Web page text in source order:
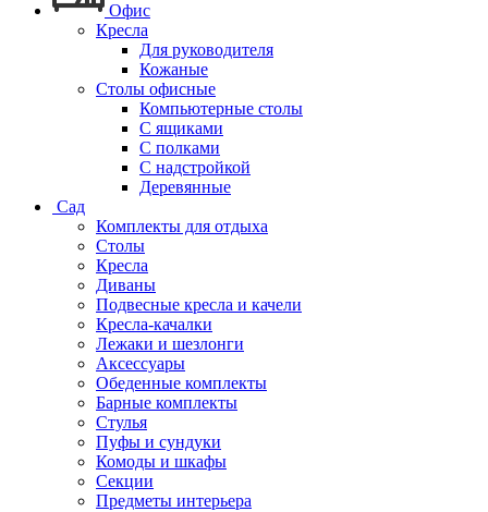
Офис
Кресла
Для руководителя
Кожаные
Столы офисные
Компьютерные столы
С ящиками
С полками
С надстройкой
Деревянные
Сад
Комплекты для отдыха
Столы
Кресла
Диваны
Подвесные кресла и качели
Кресла-качалки
Лежаки и шезлонги
Аксессуары
Обеденные комплекты
Барные комплекты
Стулья
Пуфы и сундуки
Комоды и шкафы
Секции
Предметы интерьера